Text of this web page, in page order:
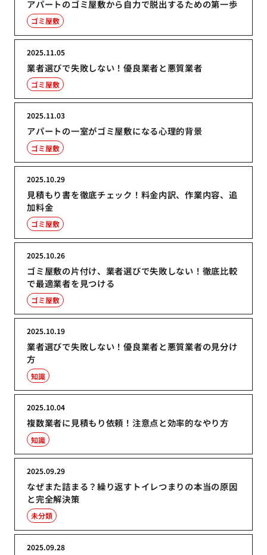
アパートのゴミ屋敷から自力で脱出するための第一歩
ゴミ屋敷
業者選びで失敗しない！優良業者と悪質業者
2025.11.05
ゴミ屋敷
アパートの一室がゴミ屋敷になる心理的背景
2025.11.03
ゴミ屋敷
見積もり書を徹底チェック！料金内訳、作業内容、追
加料金
2025.10.29
ゴミ屋敷
ゴミ屋敷の片付け、業者選びで失敗しない！徹底比較
で最適業者を見つける
2025.10.26
ゴミ屋敷
業者選びで失敗しない！優良業者と悪質業者の見分け
方
2025.10.19
知識
複数業者に見積もり依頼！注意点と効率的なやり方
2025.10.04
知識
なぜまた詰まる？繰り返すトイレつまりの本当の原因
と完全解決策
2025.09.29
未分類
2025.09.28